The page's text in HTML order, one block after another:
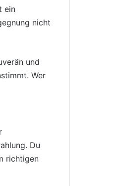
ein
nicht
und
Wer
Du
richtigen